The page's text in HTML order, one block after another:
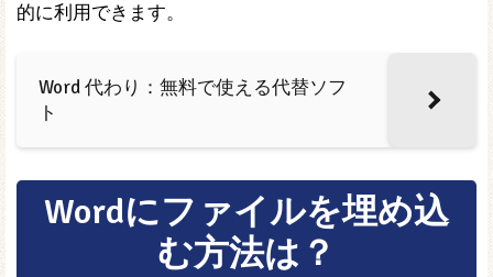
的に利用できます。
Word 代わり：無料で使える代替ソフ
ト
Wordにファイルを埋め込
む方法は？